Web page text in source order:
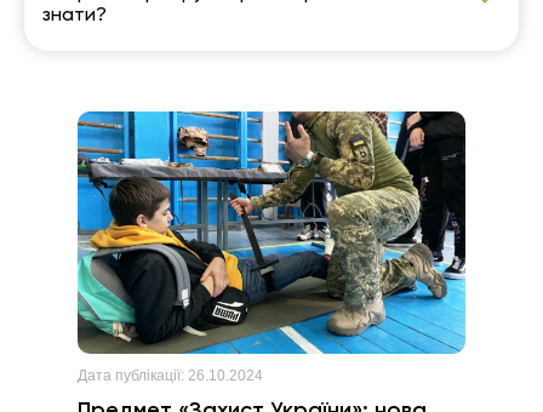
знати?
Дата публікації: 26.10.2024